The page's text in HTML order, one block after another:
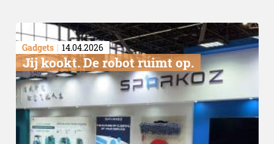
Gadgets 14.04.2026
Jij kookt. De robot ruimt op.